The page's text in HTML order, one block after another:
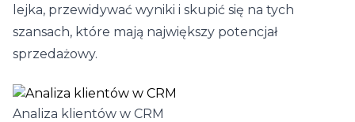
lejka, przewidywać wyniki i skupić się na tych
szansach, które mają największy potencjał
sprzedażowy.
Analiza klientów w CRM